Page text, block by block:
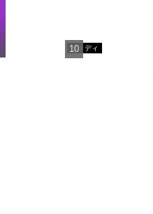
コメディ